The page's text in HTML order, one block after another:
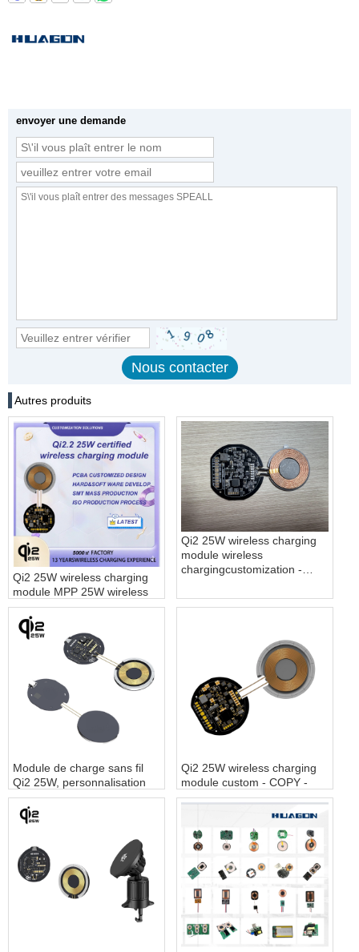
envoyer une demande
Autres produits
Qi2 25W wireless charging
module MPP 25W wireless
power transmitter module -
COPY - ekbajt
Qi2 25W wireless charging
module wireless
chargingcustomization -
Module de charge sans fil
Qi2 25W, personnalisation
de charge sans fil
Qi2 25W wireless charging
module custom - COPY -
juun2u